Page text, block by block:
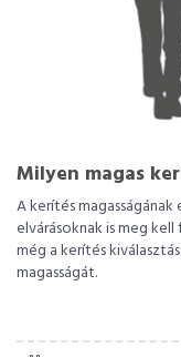
Milyen magas
A kerítés
elvárásoknak is meg
még a kerítés
magasságát.